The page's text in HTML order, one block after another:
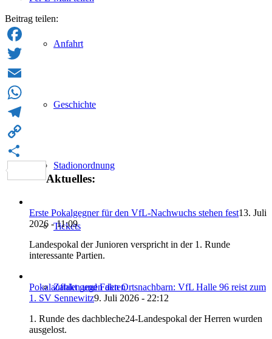
Anfahrt
Geschichte
Stadionordnung
Tickets
Zahlen und Fakten
Beitrag teilen:
Facebook
Twitter
Email
WhatsApp
Telegram
Copy
Link
Teilen
Aktuelles:
Erste Pokalgegner für den VfL-Nachwuchs stehen fest13. Juli
2026 - 11:09
Landespokal der Junioren verspricht in der 1. Runde
interessante Partien.
Pokalauftakt gegen den Ortsnachbarn: VfL Halle 96 reist zum
1. SV Sennewitz9. Juli 2026 - 22:12
1. Runde des dachbleche24-Landespokal der Herren wurden
ausgelost.